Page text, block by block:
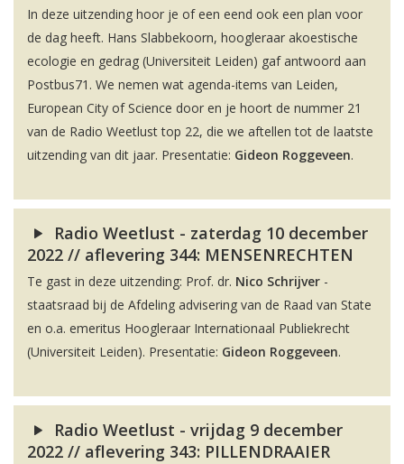
In deze uitzending hoor je of een eend ook een plan voor
de dag heeft. Hans Slabbekoorn, hoogleraar akoestische
ecologie en gedrag (Universiteit Leiden) gaf antwoord aan
Postbus71. We nemen wat agenda-items van Leiden,
European City of Science door en je hoort de nummer 21
van de Radio Weetlust top 22, die we aftellen tot de laatste
uitzending van dit jaar. Presentatie: Gideon Roggeveen.
Radio Weetlust - zaterdag 10 december
2022 // aflevering 344: MENSENRECHTEN
Te gast in deze uitzending: Prof. dr. Nico Schrijver -
staatsraad bij de Afdeling advisering van de Raad van State
en o.a. emeritus Hoogleraar Internationaal Publiekrecht
(Universiteit Leiden). Presentatie: Gideon Roggeveen.
Radio Weetlust - vrijdag 9 december
2022 // aflevering 343: PILLENDRAAIER